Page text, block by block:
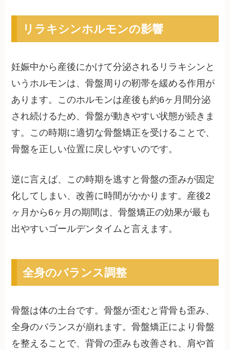
リラキシンホルモンの影響
妊娠中から産後にかけて分泌されるリラキシンと
いうホルモンは、骨盤周りの靭帯を緩める作用が
あります。このホルモンは産後も約6ヶ月間分泌
され続けるため、骨盤が動きやすい状態が続きま
す。この時期に適切な骨盤矯正を受けることで、
骨盤を正しい位置に戻しやすいのです。
逆に言えば、この時期を逃すと骨盤の歪みが固定
化してしまい、改善に時間がかかります。産後2
ヶ月から6ヶ月の期間は、骨盤矯正の効果が最も
出やすいゴールデンタイムと言えます。
全身のバランス調整
骨盤は体の土台です。骨盤が歪むと背骨も歪み、
全身のバランスが崩れます。骨盤矯正により骨盤
を整えることで、背骨の歪みも改善され、肩や首